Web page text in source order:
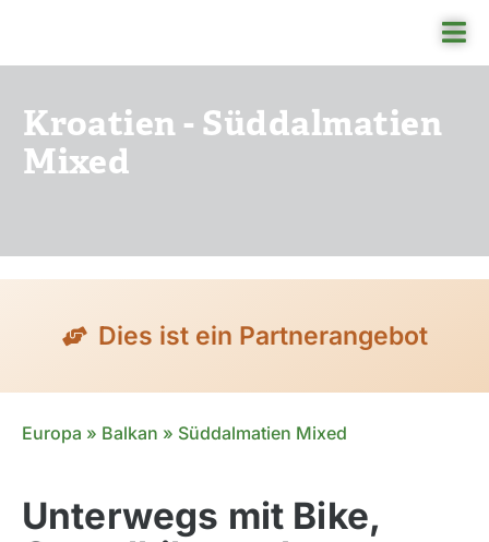
Kroatien - Süddalmatien
Mixed
Dies ist ein Partnerangebot
Europa » Balkan » Süddalmatien Mixed
Unterwegs mit Bike,